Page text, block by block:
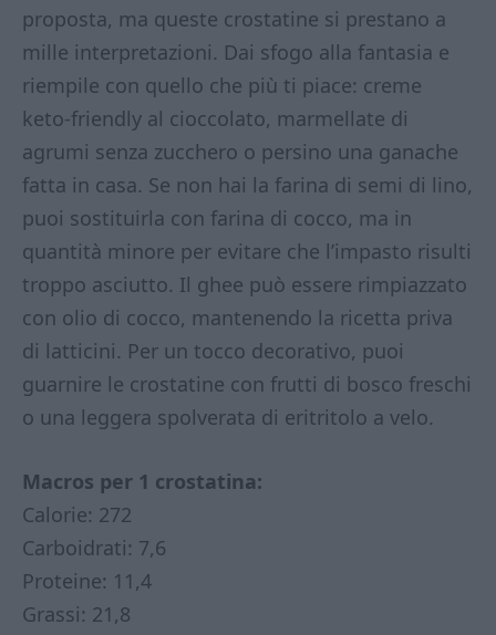
proposta, ma queste crostatine si prestano a
mille interpretazioni. Dai sfogo alla fantasia e
riempile con quello che più ti piace: creme
keto-friendly al cioccolato, marmellate di
agrumi senza zucchero o persino una ganache
fatta in casa. Se non hai la farina di semi di lino,
puoi sostituirla con farina di cocco, ma in
quantità minore per evitare che l’impasto risulti
troppo asciutto. Il ghee può essere rimpiazzato
con olio di cocco, mantenendo la ricetta priva
di latticini. Per un tocco decorativo, puoi
guarnire le crostatine con frutti di bosco freschi
o una leggera spolverata di eritritolo a velo.
Macros per 1 crostatina:
Calorie: 272
Carboidrati: 7,6
Proteine: 11,4
Grassi: 21,8